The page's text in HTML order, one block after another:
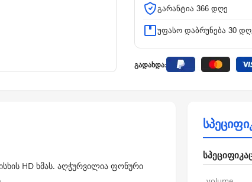
გარანტია 366 დღე
უფასო დაბრუნება 30
გადახდა:
HD ხმას. აღჭურვილია ფონური